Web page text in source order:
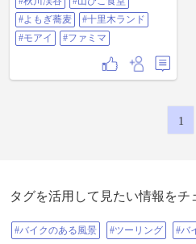
こ食堂さんで昼食ゲットン 「冷や
しぶっかけおろし肉よもぎ蕎麦」
を 美味しく頂きました🤤 食後は秋
川渓谷に来たのに 渓谷らしい所へ
イッてないので 十里木ランド横の
駐車場にバイク止めて ちょりっと
だけ河原を徘徊 帰路は大垂水経由
休憩＆マッタリング🚬 国道412号を
バイクが好きだ #バイクのある風景
#バイクは楽しい #バイクのある生
ング #ZRX #DUKE #秋川渓谷 #山び
こ食堂 #よもぎ蕎麦 #十里木ランド
#よもぎ蕎麦
#十里木ランド
#モアイ
#ファミマ
1
タグを活用して見たい情報をチ
#バイクのある風景 #ツーリング #バ